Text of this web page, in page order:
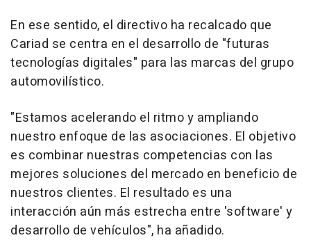
En ese sentido, el directivo ha recalcado que
Cariad se centra en el desarrollo de "futuras
tecnologías digitales" para las marcas del grupo
automovilístico.
"Estamos acelerando el ritmo y ampliando
nuestro enfoque de las asociaciones. El objetivo
es combinar nuestras competencias con las
mejores soluciones del mercado en beneficio de
nuestros clientes. El resultado es una
interacción aún más estrecha entre 'software' y
desarrollo de vehículos", ha añadido.